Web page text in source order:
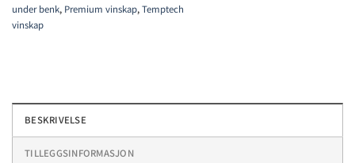
under benk, Premium vinskap,Temptech
vinskap
BESKRIVELSE
TILLEGGSINFORMASJON